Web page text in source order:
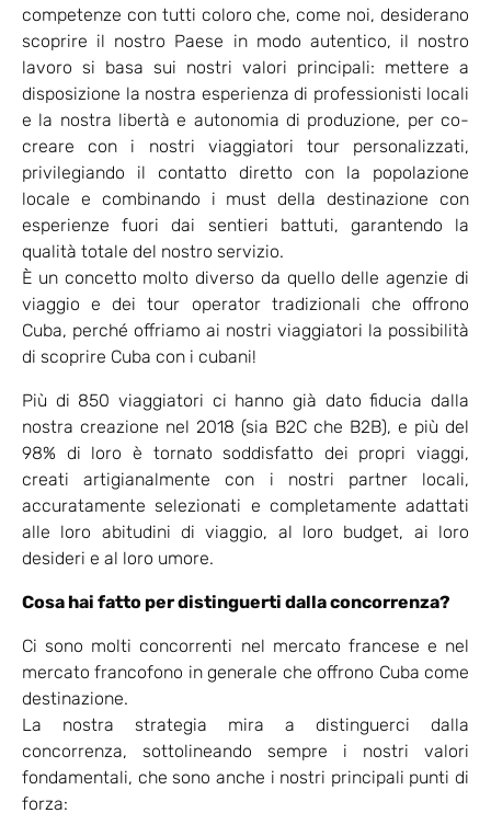
competenze con tutti coloro che, come noi, desiderano
scoprire il nostro Paese in modo autentico, il nostro
lavoro si basa sui nostri valori principali: mettere a
disposizione la nostra esperienza di professionisti locali
e la nostra libertà e autonomia di produzione, per co-
creare con i nostri viaggiatori tour personalizzati,
privilegiando il contatto diretto con la popolazione
locale e combinando i must della destinazione con
esperienze fuori dai sentieri battuti, garantendo la
qualità totale del nostro servizio.
È un concetto molto diverso da quello delle agenzie di
viaggio e dei tour operator tradizionali che offrono
Cuba, perché offriamo ai nostri viaggiatori la possibilità
di scoprire Cuba con i cubani!
Più di 850 viaggiatori ci hanno già dato fiducia dalla
nostra creazione nel 2018 (sia B2C che B2B), e più del
98% di loro è tornato soddisfatto dei propri viaggi,
creati artigianalmente con i nostri partner locali,
accuratamente selezionati e completamente adattati
alle loro abitudini di viaggio, al loro budget, ai loro
desideri e al loro umore.
Cosa hai fatto per distinguerti dalla concorrenza?
Ci sono molti concorrenti nel mercato francese e nel
mercato francofono in generale che offrono Cuba come
destinazione.
La nostra strategia mira a distinguerci dalla
concorrenza, sottolineando sempre i nostri valori
fondamentali, che sono anche i nostri principali punti di
forza: